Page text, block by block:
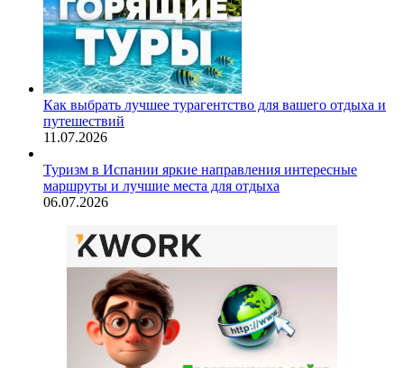
Как выбрать лучшее турагентство для вашего отдыха и
путешествий
11.07.2026
Туризм в Испании яркие направления интересные
маршруты и лучшие места для отдыха
06.07.2026